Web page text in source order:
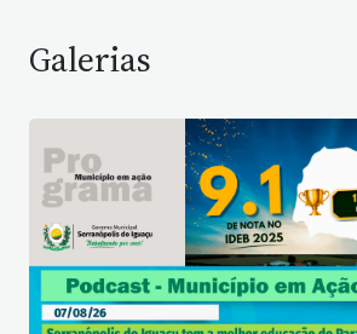
Galerias